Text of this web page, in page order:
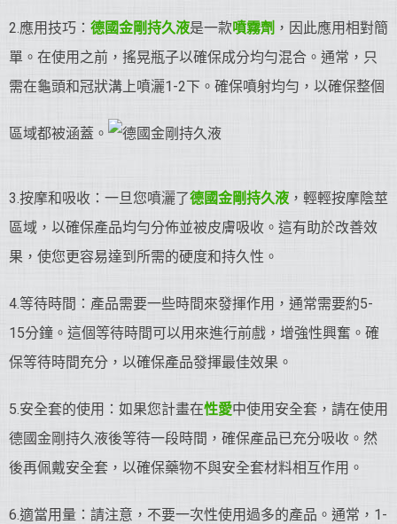
2.應用技巧： 德國金剛持久液是一款噴霧劑 ，因此應用相對簡
單。在使用之前，搖晃瓶子以確保成分均勻混合。通常，只
需在龜頭和冠狀溝上噴灑1-2下。確保噴射均勻，以確保整個
區域都被涵蓋。
3.按摩和吸收：一旦您噴灑了德國金剛持久液 ，輕輕按摩陰莖
區域，以確保產品均勻分佈並被皮膚吸收。這有助於改善效
果，使您更容易達到所需的硬度和持久性。
4.等待時間：產品需要一些時間來發揮作用，通常需要約5-
15分鐘。這個等待時間可以用來進行前戲，增強性興奮。確
保等待時間充分，以確保產品發揮最佳效果。
5.安全套的使用：如果您計畫在性愛中使用安全套，請在使用
德國金剛持久液後等待一段時間，確保產品已充分吸收。然
後再佩戴安全套，以確保藥物不與安全套材料相互作用。
6.適當用量：請注意，不要一次性使用過多的產品。通常，1-